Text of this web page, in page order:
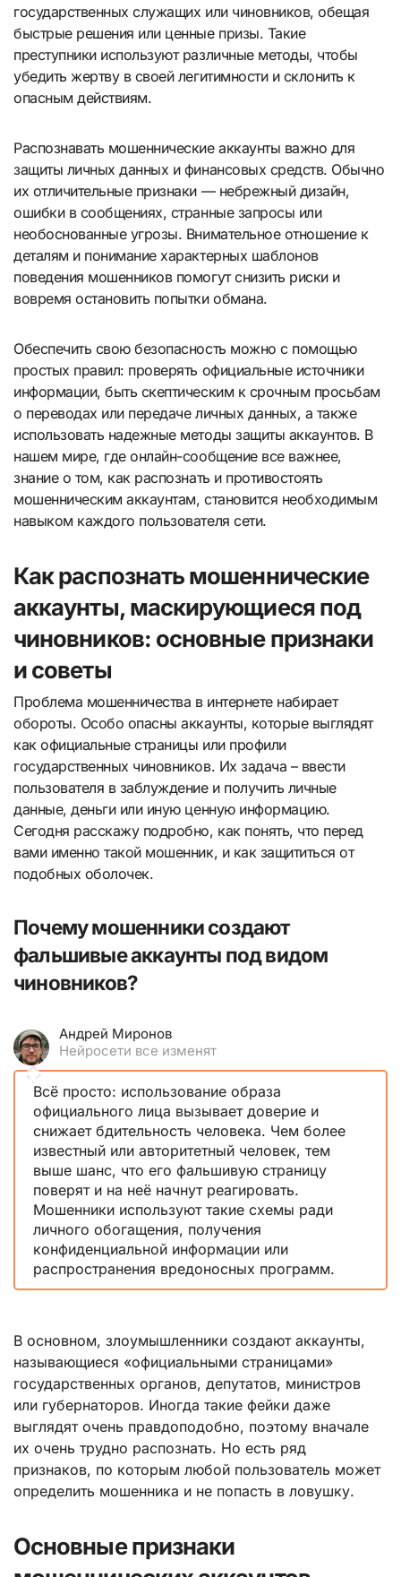
государственных служащих или чиновников, обещая
быстрые решения или ценные призы. Такие
преступники используют различные методы, чтобы
убедить жертву в своей легитимности и склонить к
опасным действиям.
Распознавать мошеннические аккаунты важно для
защиты личных данных и финансовых средств. Обычно
их отличительные признаки — небрежный дизайн,
ошибки в сообщениях, странные запросы или
необоснованные угрозы. Внимательное отношение к
деталям и понимание характерных шаблонов
поведения мошенников помогут снизить риски и
вовремя остановить попытки обмана.
Обеспечить свою безопасность можно с помощью
простых правил: проверять официальные источники
информации, быть скептическим к срочным просьбам
о переводах или передаче личных данных, а также
использовать надежные методы защиты аккаунтов. В
нашем мире, где онлайн-сообщение все важнее,
знание о том, как распознать и противостоять
мошенническим аккаунтам, становится необходимым
навыком каждого пользователя сети.
Как распознать мошеннические
аккаунты, маскирующиеся под
чиновников: основные признаки
и советы
Проблема мошенничества в интернете набирает
обороты. Особо опасны аккаунты, которые выглядят
как официальные страницы или профили
государственных чиновников. Их задача – ввести
пользователя в заблуждение и получить личные
данные, деньги или иную ценную информацию.
Сегодня расскажу подробно, как понять, что перед
вами именно такой мошенник, и как защититься от
подобных оболочек.
Почему мошенники создают
фальшивые аккаунты под видом
чиновников?
Андрей Миронов
Нейросети все изменят
Всё просто: использование образа
официального лица вызывает доверие и
снижает бдительность человека. Чем более
известный или авторитетный человек, тем
выше шанс, что его фальшивую страницу
поверят и на неё начнут реагировать.
Мошенники используют такие схемы ради
личного обогащения, получения
конфиденциальной информации или
распространения вредоносных программ.
В основном, злоумышленники создают аккаунты,
называющиеся «официальными страницами»
государственных органов, депутатов, министров
или губернаторов. Иногда такие фейки даже
выглядят очень правдоподобно, поэтому вначале
их очень трудно распознать. Но есть ряд
признаков, по которым любой пользователь может
определить мошенника и не попасть в ловушку.
Основные признаки